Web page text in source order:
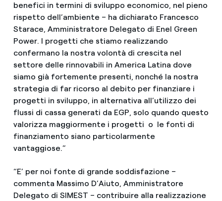
benefici in termini di sviluppo economico, nel pieno
rispetto dell’ambiente – ha dichiarato Francesco
Starace, Amministratore Delegato di Enel Green
Power. I progetti che stiamo realizzando
confermano la nostra volontà di crescita nel
settore delle rinnovabili in America Latina dove
siamo già fortemente presenti, nonché la nostra
strategia di far ricorso al debito per finanziare i
progetti in sviluppo, in alternativa all’utilizzo dei
flussi di cassa generati da EGP, solo quando questo
valorizza maggiormente i progetti o le fonti di
finanziamento siano particolarmente
vantaggiose.”
“E’ per noi fonte di grande soddisfazione –
commenta Massimo D’Aiuto, Amministratore
Delegato di SIMEST – contribuire alla realizzazione